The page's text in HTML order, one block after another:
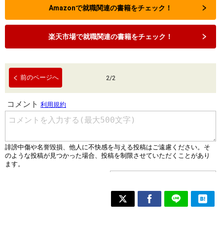
Amazonで就職関連の書籍をチェック！
楽天市場で就職関連の書籍をチェック！
前のページへ 2/2